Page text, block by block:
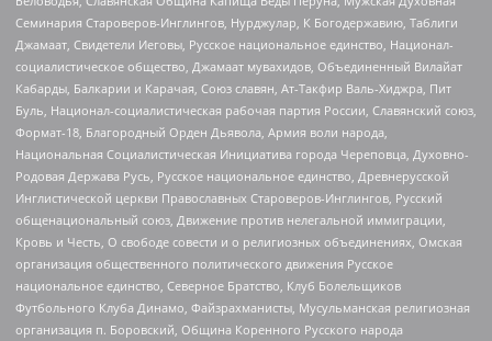
Семинария Староверов-Инглингов, Нурджулар, К Богодержавию, Таблиги
Джамаат, Свидетели Иеговы, Русское национальное единство, Национал-
социалистическое общество, Джамаат мувахидов, Объединенный Вилайат
Кабарды, Балкарии и Карачая, Союз славян, Ат-Такфир Валь-Хиджра, Пит
Буль, Национал-социалистическая рабочая партия России, Славянский союз,
Формат-18, Благородный Орден Дьявола, Армия воли народа,
Национальная Социалистическая Инициатива города Череповца, Духовно-
Родовая Держава Русь, Русское национальное единство, Древнерусской
Инглистической церкви Православных Староверов-Инглингов, Русский
общенациональный союз, Движение против нелегальной иммиграции,
Кровь и Честь, О свободе совести и о религиозных объединениях, Омская
организация общественного политического движения Русское
национальное единство, Северное Братство, Клуб Болельщиков
Футбольного Клуба Динамо, Файзрахманисты, Мусульманская религиозная
организация п. Боровский, Община Коренного Русского народа